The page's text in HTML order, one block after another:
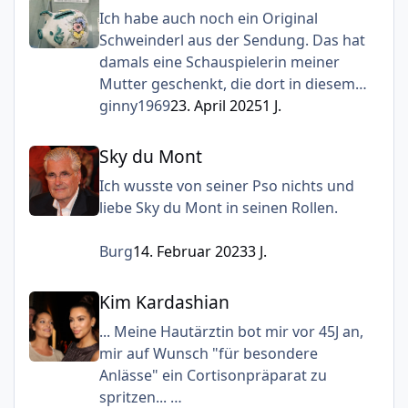
Ich habe auch noch ein Original
Schweinderl aus der Sendung. Das hat
damals eine Schauspielerin meiner
Mutter geschenkt, die dort in diesem
Krankenhaus entbunden hat in
dieser Schauspielerin vergessen und
meine Mutter ist schon gestorben. Als
sie starb, nahm ich dieses Schweinderl
mit zu mir.
ginny196923. April 20251 J.
Sky du Mont
Sky du Mont
Ich wusste von seiner Pso nichts und
liebe Sky du Mont in seinen Rollen.
Burg14. Februar 20233 J.
Kim Kardashian
Kim Kardashian
... Meine Hautärztin bot mir vor 45J an,
mir auf Wunsch "für besondere
Anlässe" ein Cortisonpräparat zu
spritzen...